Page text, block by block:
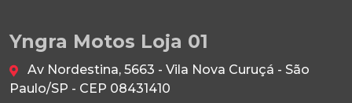
Yngra Motos Loja 01
Av Nordestina, 5663 - Vila Nova Curuçá - São
Paulo/SP - CEP 08431410